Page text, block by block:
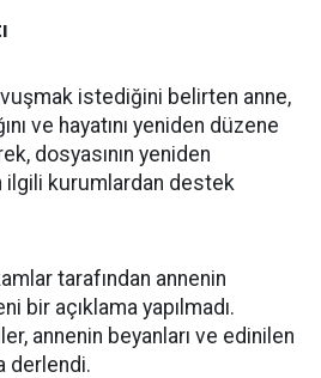
istediğini belirten anne,
ve hayatını yeniden düzene
dosyasının yeniden
kurumlardan destek
tarafından annenin
bir açıklama yapılmadı.
annenin beyanları ve edinilen
derlendi.